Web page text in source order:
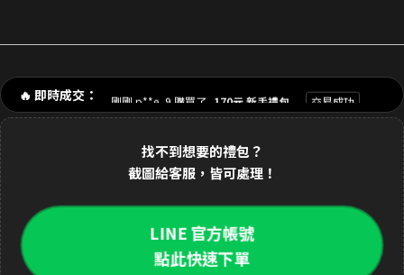
🔥 即時成交：
剛剛 陳**豪 購買了 3290元 禮包 交易成功
1分鐘前 林**緯 購買了 1690元 禮包 交易成功
2分鐘前 Dav**d 購買了 3290元 至尊禮包
4分鐘前 張**凱 購買了 490元 週禮包
5分鐘前 王**明 購買了 990元 月卡
找不到想要的禮包？
截圖給客服，皆可處理！
LINE 官方帳號
點此快速下單